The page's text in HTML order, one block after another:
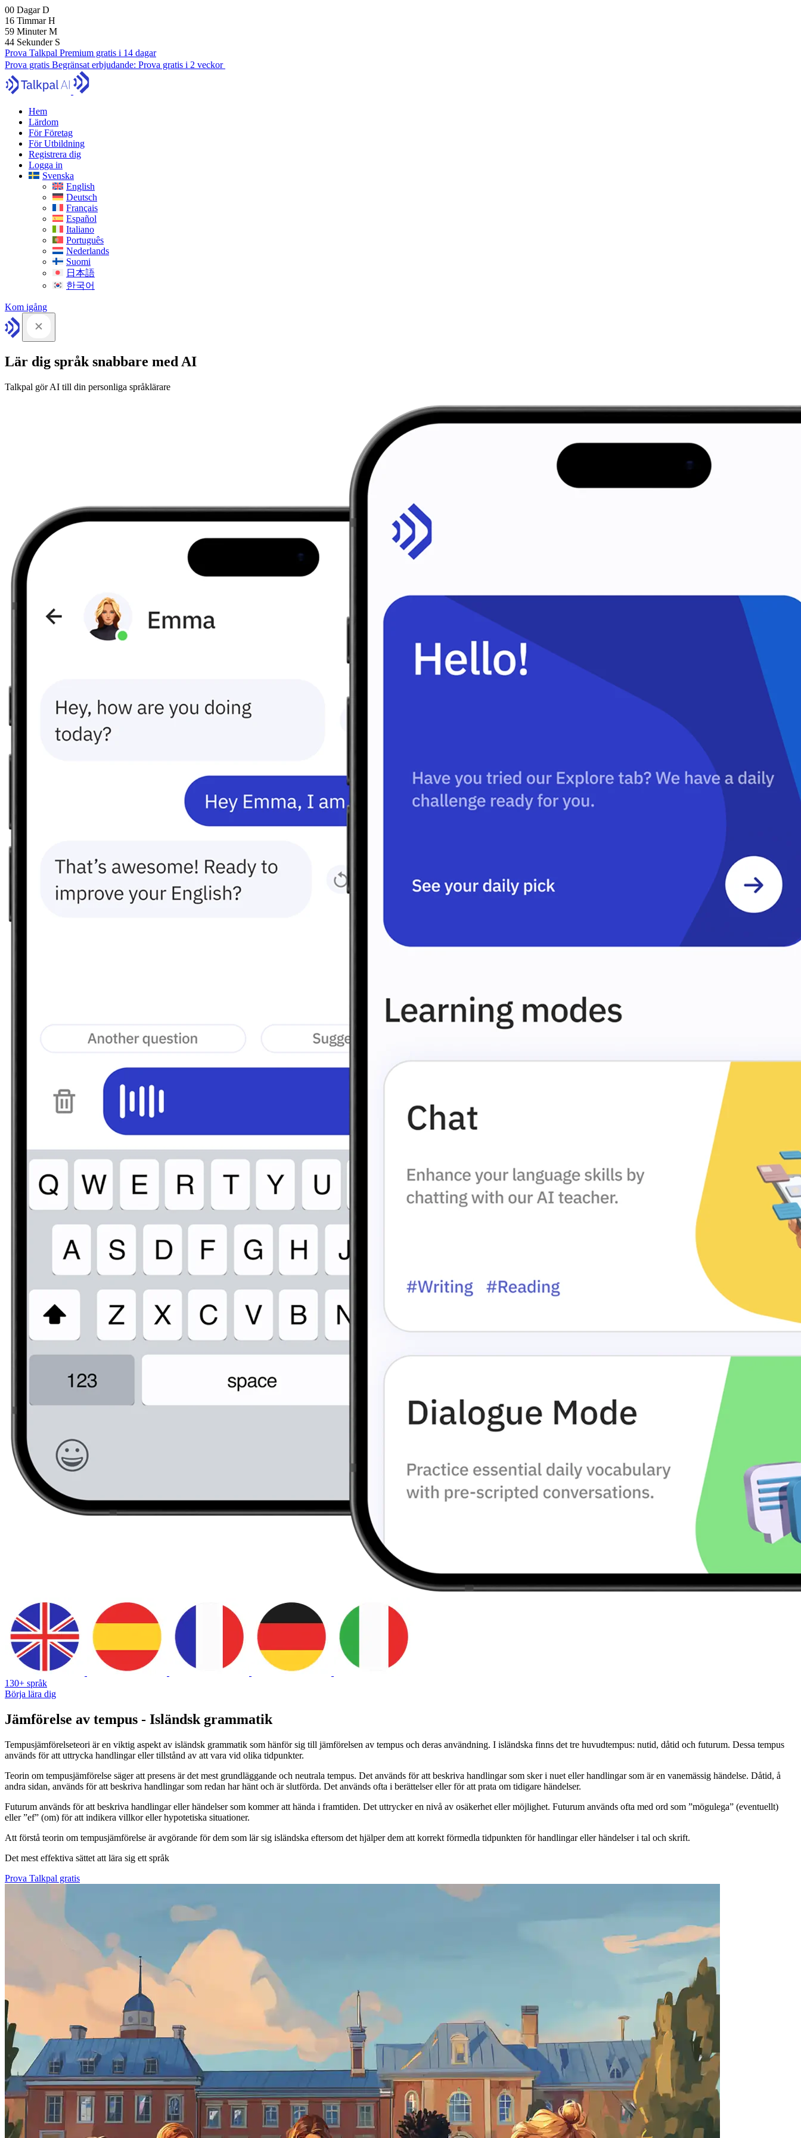
00 DagarD
16 TimmarH
59 MinuterM
43 Sekunder S
Prova Talkpal Premium gratis i 14 dagar
Prova gratis Begränsat erbjudande: Prova gratis i 2 veckor
Hem
Lärdom
För Företag
För Utbildning
Registrera dig
Logga in
Svenska
English
Deutsch
Français
Español
Italiano
Português
Nederlands
Suomi
日本語
한국어
Kom igång
Lär dig språk snabbare med AI
Talkpal gör AI till din personliga språklärare
130+ språk
Börja lära dig
Jämförelse av tempus - Isländsk grammatik
Tempusjämförelseteori är en viktig aspekt av isländsk grammatik som hänför sig till jämförelsen av tempus och deras användning. I isländska finns det tre huvudtempus: nutid, dåtid och futurum. Dessa tempus
används för att uttrycka handlingar eller tillstånd av att vara vid olika tidpunkter.
Teorin om tempusjämförelse säger att presens är det mest grundläggande och neutrala tempus. Det används för att beskriva handlingar som sker i nuet eller handlingar som är en vanemässig händelse. Dåtid, å
andra sidan, används för att beskriva handlingar som redan har hänt och är slutförda. Det används ofta i berättelser eller för att prata om tidigare händelser.
Futurum används för att beskriva handlingar eller händelser som kommer att hända i framtiden. Det uttrycker en nivå av osäkerhet eller möjlighet. Futurum används ofta med ord som ”mögulega” (eventuellt)
eller ”ef” (om) för att indikera villkor eller hypotetiska situationer.
Att förstå teorin om tempusjämförelse är avgörande för dem som lär sig isländska eftersom det hjälper dem att korrekt förmedla tidpunkten för handlingar eller händelser i tal och skrift.
Det mest effektiva sättet att lära sig ett språk
Prova Talkpal gratis